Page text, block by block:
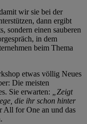
wir sie bei der
dann ergibt
sondern einen sauberen
in dem
beim Thema
etwas völlig Neues
Die meisten
Sie erwarten:
„Zeigt
die ihr schon hinter
All for One an und das